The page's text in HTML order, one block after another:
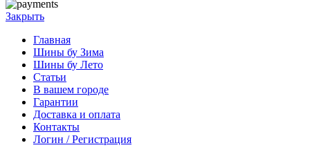
Закрыть
Главная
Шины бу Зима
Шины бу Лето
Статьи
В вашем городе
Гарантии
Доставка и оплата
Контакты
Логин / Регистрация